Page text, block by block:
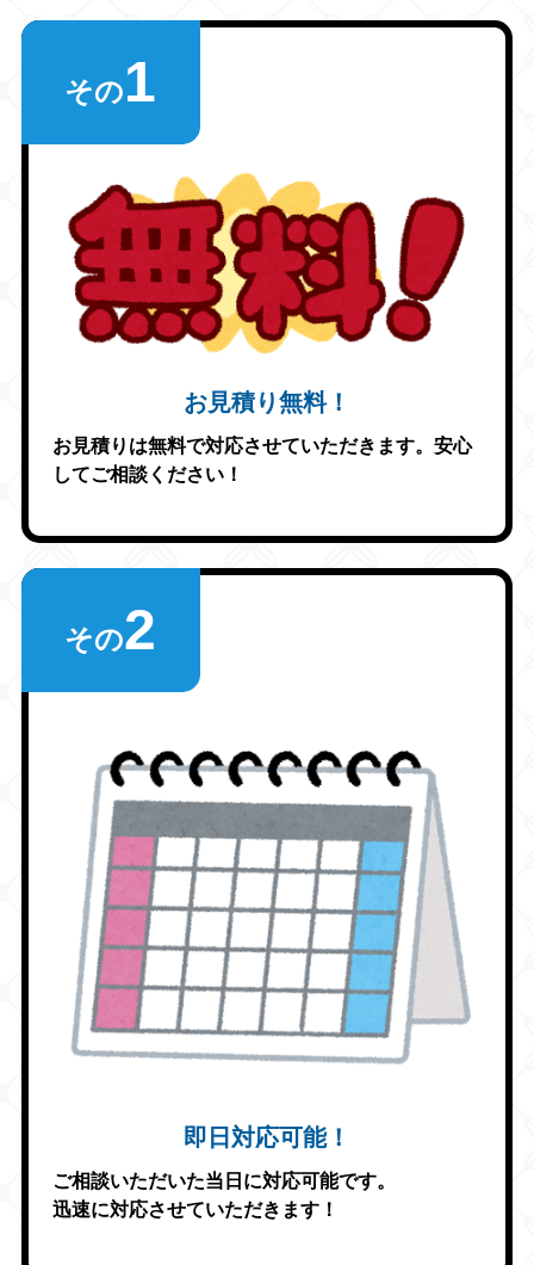
その1
お見積り無料！
お見積りは無料で対応させていただきます。安心
してご相談ください！
その2
即日対応可能！
ご相談いただいた当日に対応可能です。
迅速に対応させていただきます！